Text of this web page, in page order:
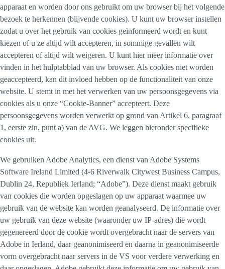
apparaat en worden door ons gebruikt om uw browser bij het volgende
bezoek te herkennen (blijvende cookies). U kunt uw browser instellen
zodat u over het gebruik van cookies geïnformeerd wordt en kunt
kiezen of u ze altijd wilt accepteren, in sommige gevallen wilt
accepteren of altijd wilt weigeren. U kunt hier meer informatie over
vinden in het hulptabblad van uw browser. Als cookies niet worden
geaccepteerd, kan dit invloed hebben op de functionaliteit van onze
website. U stemt in met het verwerken van uw persoonsgegevens via
cookies als u onze “Cookie-Banner” accepteert. Deze
persoonsgegevens worden verwerkt op grond van Artikel 6, paragraaf
1, eerste zin, punt a) van de AVG. We leggen hieronder specifieke
cookies uit.
We gebruiken Adobe Analytics, een dienst van Adobe Systems
Software Ireland Limited (4-6 Riverwalk Citywest Business Campus,
Dublin 24, Republiek Ierland; “Adobe”). Deze dienst maakt gebruik
van cookies die worden opgeslagen op uw apparaat waarmee uw
gebruik van de website kan worden geanalyseerd. De informatie over
uw gebruik van deze website (waaronder uw IP-adres) die wordt
gegenereerd door de cookie wordt overgebracht naar de servers van
Adobe in Ierland, daar geanonimiseerd en daarna in geanonimiseerde
vorm overgebracht naar servers in de VS voor verdere verwerking en